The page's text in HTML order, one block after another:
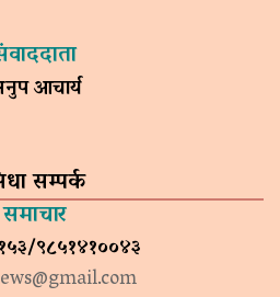
आचार्य
सम्पर्क
समाचार
९८५१४१००४३